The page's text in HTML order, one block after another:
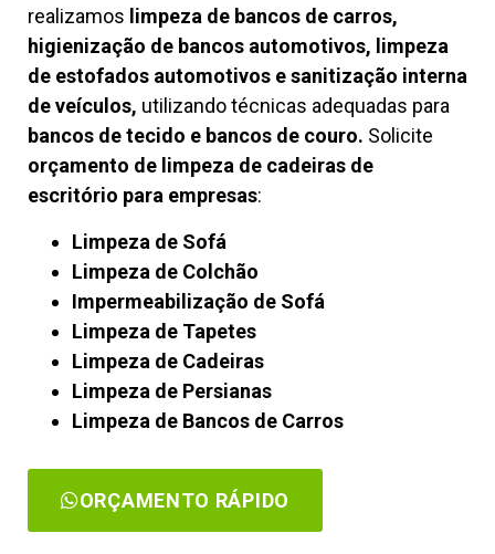
realizamos limpeza de bancos de carros,
higienização de bancos automotivos, limpeza
de estofados automotivos e sanitização interna
de veículos, utilizando técnicas adequadas para
bancos de tecido e bancos de couro. Solicite
orçamento de limpeza de cadeiras de
escritório para empresas:
Limpeza de Sofá
Limpeza de Colchão
Impermeabilização de Sofá
Limpeza de Tapetes
Limpeza de Cadeiras
Limpeza de Persianas
Limpeza de Bancos de Carros
ORÇAMENTO RÁPIDO